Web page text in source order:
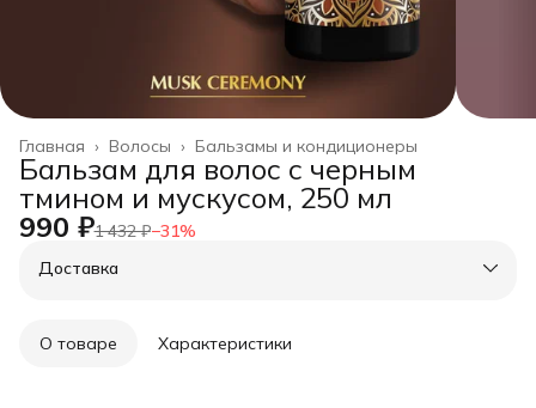
Бальзамы и кондиционеры
Волосы ›
Главная ›
Бальзам для волос с черным
тмином и мускусом, 250 мл
990 ₽1 432 ₽−31%
Доставка
О товаре Характеристики